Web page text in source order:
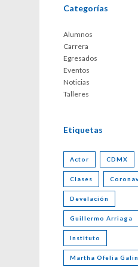
Categorías
Alumnos
Carrera
Egresados
Eventos
Noticias
Talleres
Etiquetas
Actor CDMX
Clases
Develación
Guillermo Arriaga
Instituto
Martha Ofelia